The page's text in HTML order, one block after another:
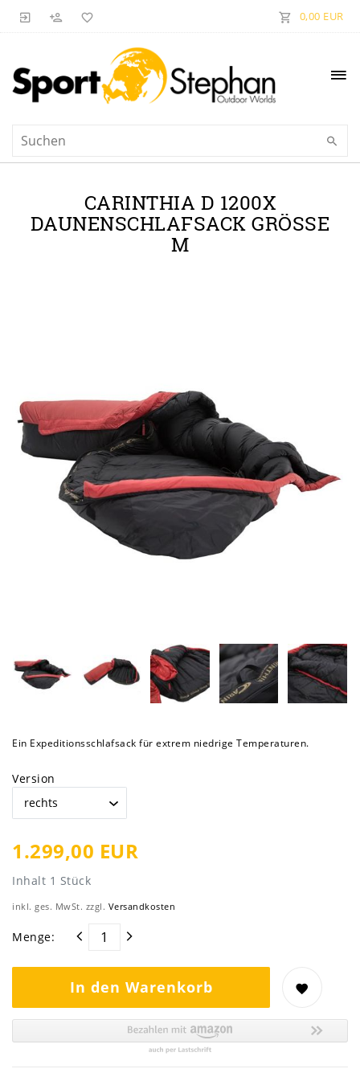
0,00 EUR
CARINTHIA D 1200X
DAUNENSCHLAFSACK GRÖSSE M
Ein Expeditionsschlafsack für extrem niedrige Temperaturen.
Version
1.299,00 EUR
Inhalt 1 Stück
inkl. ges. MwSt. zzgl. Versandkosten
Menge:
In den Warenkorb